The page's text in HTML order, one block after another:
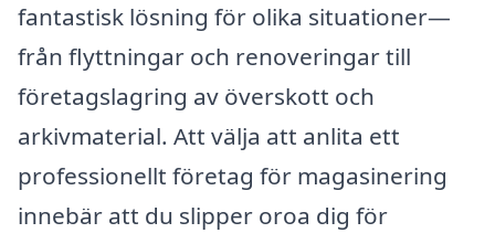
fantastisk lösning för olika situationer—
från flyttningar och renoveringar till
företagslagring av överskott och
arkivmaterial. Att välja att anlita ett
professionellt företag för magasinering
innebär att du slipper oroa dig för